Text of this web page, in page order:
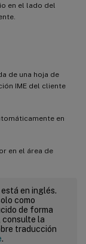
en el lado del
de una hoja de
IME del cliente
en
en el área de
en inglés.
como
de forma
consulte la
traducción
.